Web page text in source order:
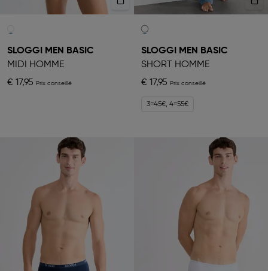
SLOGGI MEN BASIC
MIDI HOMME
€ 17,95
SLOGGI MEN BASIC
SHORT HOMME
€ 17,95
3=45€, 4=55€